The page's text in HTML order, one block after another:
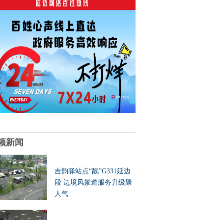
新闻
吉韵驿站点“靓”G331延边
段 边境风景道服务升级聚
人气